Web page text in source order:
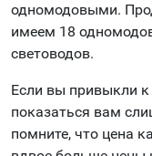
одномодовыми.
имеем 18
световодов.
Если вы привыкли к
показаться вам
помните, что цена